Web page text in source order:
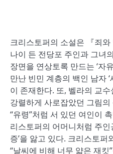
크리스토퍼의 소설은 『죄
나이 든 전당포 주인과 그녀
장면을 연상토록 만드는 ‘자
만난 빈민 계층의 백인 남자
이 존재한다. 또, 벨라의 교
강렬하게 사로잡았던 그림
“유령”처럼 서 있던 여인이
리스토퍼의 어머니처럼 주
증’을 앓고 있다. 크리스토
“날씨에 비해 너무 얇은 재